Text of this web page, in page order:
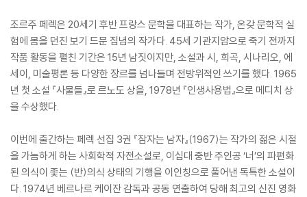
조르주 페렉은 20세기 후반 프랑스 문학을 대표하는 작가, 온갖 문학적 실
험에 몸을 던진 보기 드문 집념의 작가다. 45세 기관지암으로 죽기 전까지
작품 활동을 펼친 기간은 15년 남짓이지만, 소설과 시, 희곡, 시나리오, 에
세이, 미술평론 등 다양한 장르를 넘나들며 전방위적인 쓰기를 했다. 1965
년 첫 소설 『사물들』로 르노도 상을, 1978년 『인생사용법』으로 메디치 상
을 수상했다.
이번에 출간하는 페렉 선집 3권 『잠자는 남자』(1967)는 작가의 젊은 시절
을 가늠하게 하는 사회학적 자전소설로, 이십대 중반 주인공 ‘너’의 파편화
된 의식이 좇는 (반)의식 상태의 기행을 이인칭으로 풀어낸 독특한 소설이
다. 1974년 베르나르 케이잔 감독과 공동 연출하여 당해 최고의 신진 영화